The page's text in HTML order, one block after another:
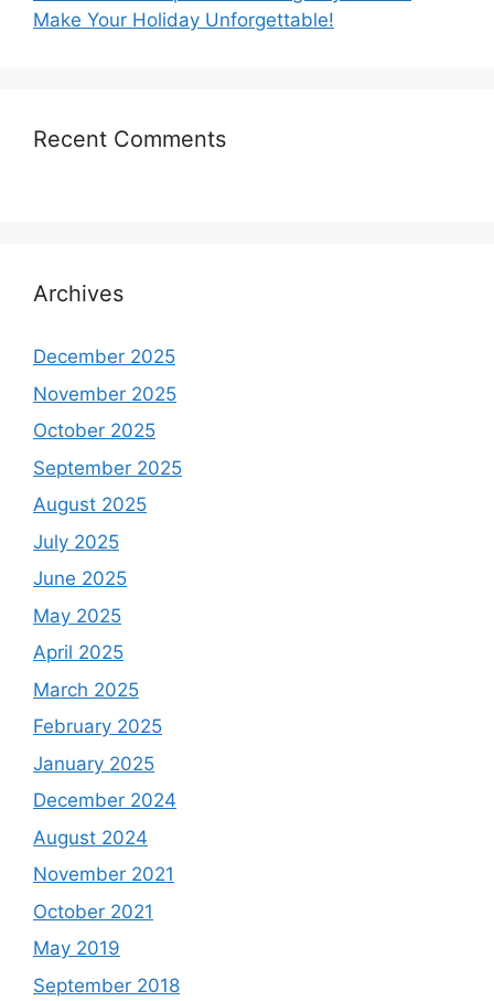
Make Your Holiday Unforgettable!
Recent Comments
Archives
December 2025
November 2025
October 2025
September 2025
August 2025
July 2025
June 2025
May 2025
April 2025
March 2025
February 2025
January 2025
December 2024
August 2024
November 2021
October 2021
May 2019
September 2018